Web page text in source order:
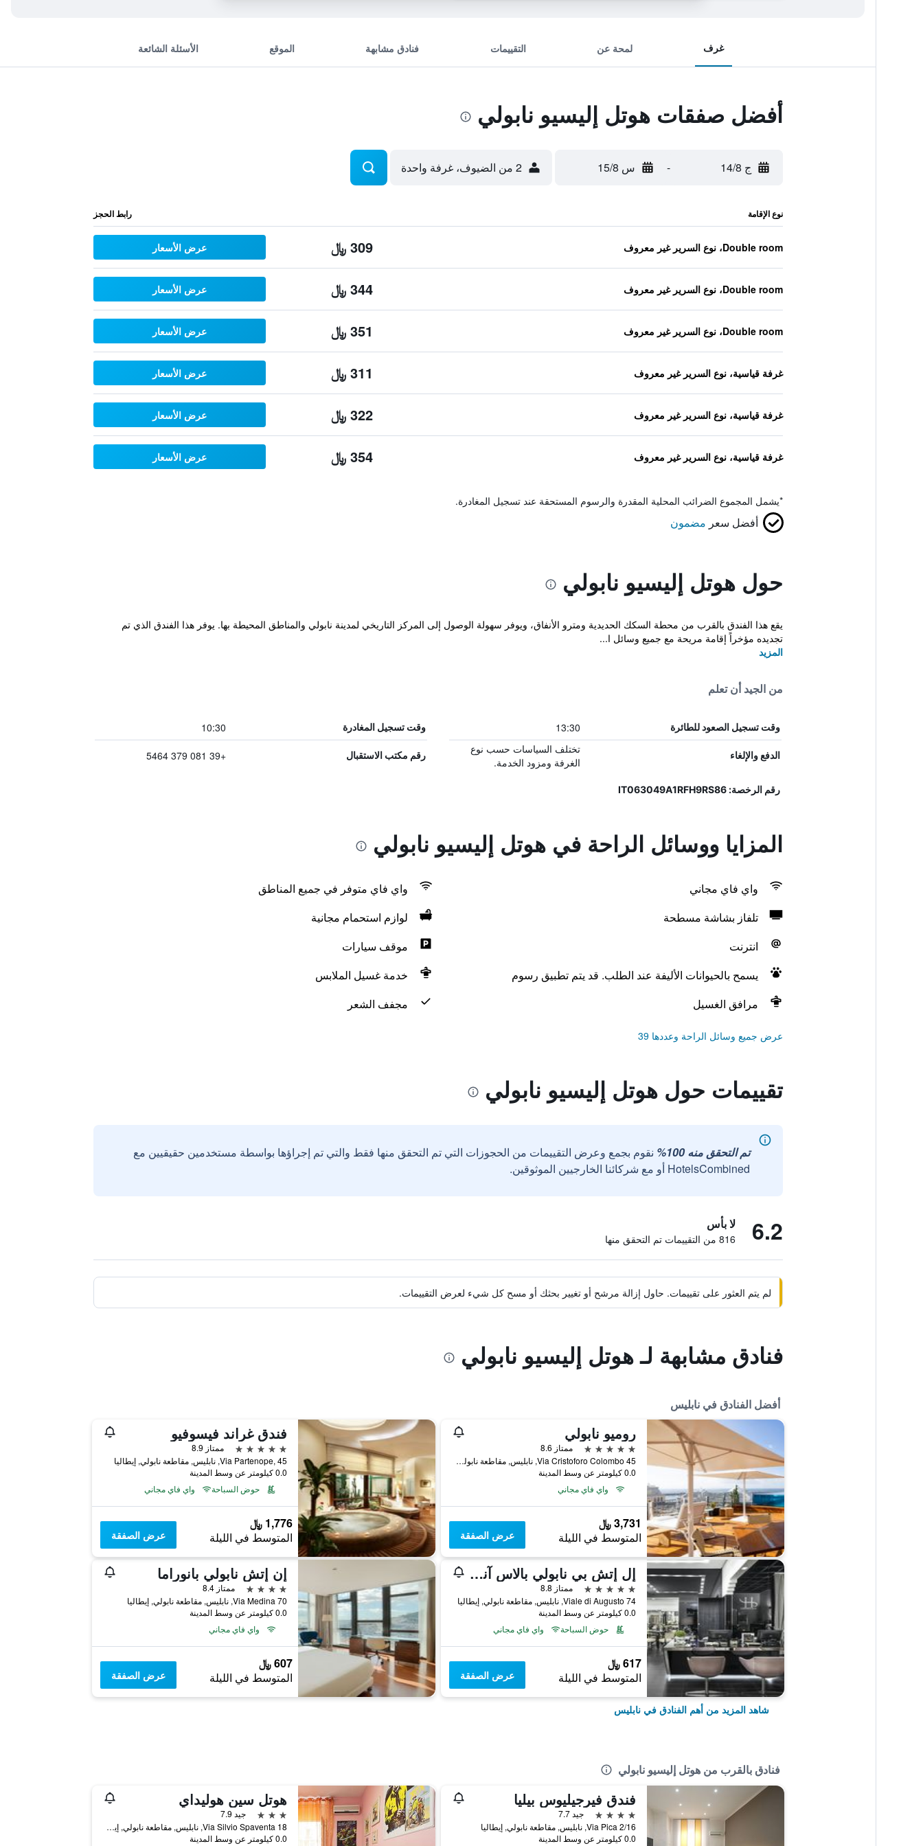
غرف لمحة عن التقييمات فنادق مشابهة الموقع الأسئلة الشائعة
أفضل صفقات هوتل إليسيو نابولي
ج 14/8 - س 15/8 2 من الضيوف، غرفة واحدة
نوع الإقامة رابط الحجز
Double room، نوع السرير غير معروف 309 ﷼ عرض الأسعار
Double room، نوع السرير غير معروف 344 ﷼ عرض الأسعار
Double room، نوع السرير غير معروف 351 ﷼ عرض الأسعار
غرفة قياسية، نوع السرير غير معروف 311 ﷼ عرض الأسعار
غرفة قياسية، نوع السرير غير معروف 322 ﷼ عرض الأسعار
غرفة قياسية، نوع السرير غير معروف 354 ﷼ عرض الأسعار
*يشمل المجموع الضرائب المحلية المقدرة والرسوم المستحقة عند تسجيل المغادرة.
أفضل سعر مضمون
حول هوتل إليسيو نابولي
يقع هذا الفندق بالقرب من محطة السكك الحديدية ومترو الأنفاق، ويوفر سهولة الوصول إلى المركز التاريخي لمدينة نابولي والمناطق المحيطة بها. يوفر هذا الفندق الذي تم
تجديده مؤخراً إقامة مريحة مع جميع وسائل ا...
المزيد
من الجيد أن تعلم
وقت تسجيل الصعود للطائرة 13:30 وقت تسجيل المغادرة 10:30
الدفع والإلغاء
تختلف السياسات حسب نوع
الغرفة ومزود الخدمة.
رقم مكتب الاستقبال +39 081 379 5464
رقم الرخصة: IT063049A1RFH9RS86
المزايا ووسائل الراحة في هوتل إليسيو نابولي
واي فاي مجاني
واي فاي متوفر في جميع المناطق
تلفاز بشاشة مسطحة
لوازم استحمام مجانية
انترنت
موقف سيارات
يسمح بالحيوانات الأليفة عند الطلب. قد يتم تطبيق رسوم
خدمة غسيل الملابس
مرافق الغسيل
مجفف الشعر
عرض جميع وسائل الراحة وعددها 39
تقييمات حول هوتل إليسيو نابولي
تم التحقق منه 100%
نقوم بجمع وعرض التقييمات من الحجوزات التي تم التحقق منها فقط والتي تم إجراؤها بواسطة مستخدمين حقيقيين مع
HotelsCombined أو مع شركائنا الخارجيين الموثوقين.
6.2 لا بأس
816 من التقييمات تم التحقق منها
لم يتم العثور على تقييمات. حاول إزالة مرشح أو تغيير بحثك أو مسح كل شيء لعرض التقييمات.
فنادق مشابهة لـ هوتل إليسيو نابولي
أفضل الفنادق في نابليس
روميو نابولي
5 نجوم
ممتاز 8.6
Via Cristoforo Colombo 45, نابليس, مقاطعة نابولي, إيطاليا
0.0 كيلومتر عن وسط المدينة
واي فاي مجاني
3,731 ﷼
المتوسط في الليلة عرض الصفقة
فندق غراند فيسوفيو
5 نجوم
ممتاز 8.9
Via Partenope, 45, نابليس, مقاطعة نابولي, إيطاليا
0.0 كيلومتر عن وسط المدينة
حوض السباحة
واي فاي مجاني
1,776 ﷼
المتوسط في الليلة عرض الصفقة
إل إتش بي نابولي بالاس آند سبا
5 نجوم
ممتاز 8.8
Viale di Augusto 74, نابليس, مقاطعة نابولي, إيطاليا
0.0 كيلومتر عن وسط المدينة
حوض السباحة
واي فاي مجاني
617 ﷼
المتوسط في الليلة عرض الصفقة
إن إتش نابولي بانوراما
4 نجوم
ممتاز 8.4
Via Medina 70, نابليس, مقاطعة نابولي, إيطاليا
0.0 كيلومتر عن وسط المدينة
واي فاي مجاني
607 ﷼
المتوسط في الليلة عرض الصفقة
شاهد المزيد من أهم الفنادق في نابليس
فنادق بالقرب من هوتل إليسيو نابولي
فندق فيرجيليوس بيليا
4 نجوم
جيد 7.7
Via Pica 2/16, نابليس, مقاطعة نابولي, إيطاليا
0.0 كيلومتر عن وسط المدينة
هوتل سين هوليداي
3 نجوم
جيد 7.9
Via Silvio Spaventa 18, نابليس, مقاطعة نابولي, إيطاليا
0.0 كيلومتر عن وسط المدينة